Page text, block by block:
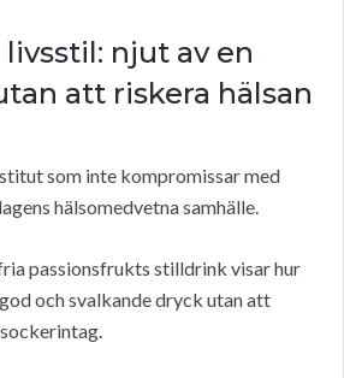
livsstil: njut av en
att riskera hälsan
som inte kompromissar med
hälsomedvetna samhälle.
passionsfrukts stilldrink visar hur
och svalkande dryck utan att